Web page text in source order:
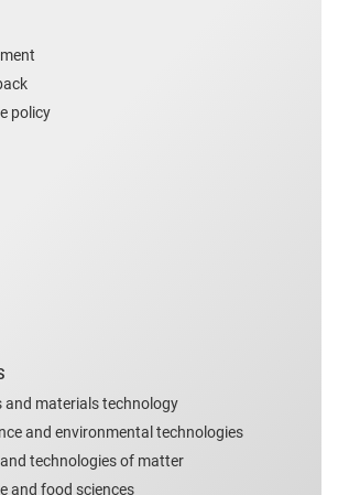
policy
and materials technology
and environmental technologies
technologies of matter
and food sciences